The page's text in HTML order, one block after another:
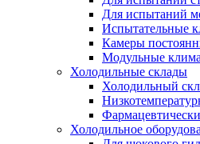
Для испытаний
Испытательные
Камеры
Модульные
Холодильные склады
Холодильный
Холодильное